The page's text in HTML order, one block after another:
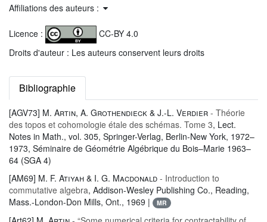
Affiliations des auteurs :
Licence :
CC-BY 4.0
Droits d'auteur : Les auteurs conservent leurs droits
Bibliographie
[AGV73] M. Artin, A. Grothendieck & J.-L. Verdier - Théorie
des topos et cohomologie étale des schémas. Tome 3, Lect.
Notes in Math., vol. 305, Springer-Verlag, Berlin-New York, 1972–
1973, Séminaire de Géométrie Algébrique du Bois–Marie 1963–
64 (SGA 4)
[AM69] M. F. Atiyah & I. G. Macdonald - Introduction to
commutative algebra, Addison-Wesley Publishing Co., Reading,
Mass.-London-Don Mills, Ont., 1969 |
MR